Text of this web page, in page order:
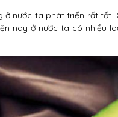
ở nước ta phát triển rất
nay ở nước ta có nhiều